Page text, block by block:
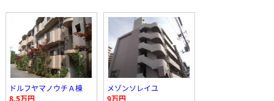
ドルフヤマノウチＡ棟
8.5万円
メゾンソレイユ
9万円